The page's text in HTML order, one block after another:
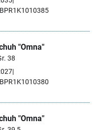
"Omna"
38
"Omna"